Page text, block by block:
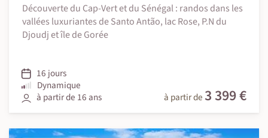
Découverte du Cap-Vert et du Sénégal : randos dans les
vallées luxuriantes de Santo Antão, lac Rose, P.N du
Djoudj et île de Gorée
16 jours
Dynamique
à partir de 16 ans
à partir de 3 399 €